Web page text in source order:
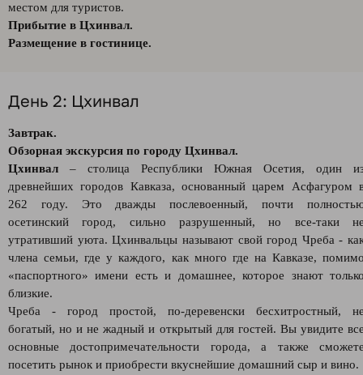
местом для туристов.
Прибытие в Цхинвал.
Размещение в гостинице.
День 2: Цхинвал
Завтрак.
Обзорная экскурсия по городу Цхинвал.
Цхинвал – столица Республики Южная Осетия, один
древнейших городов Кавказа, основанный царем Асфагуром
262 году. Это дважды послевоенный, почти
осетинский город, сильно разрушенный, но все-таки
утративший уюта. Цхинвальцы называют свой город Чреба -
члена семьи, где у каждого, как много где на Кавказе,
«паспортного» имени есть и домашнее, которое знают
близкие.
Чреба - город простой, по-деревенски бесхитростный,
богатый, но и не жадный и открытый для гостей. Вы увидите
основные достопримечательности города, а также
посетить рынок и приобрести вкуснейшие домашний сыр и вино.